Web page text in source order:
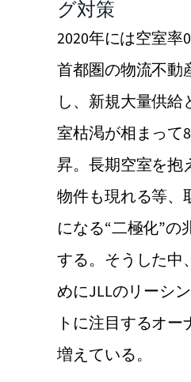
グ対策
2020年には空室率
首都圏の物流不動
し、新規大量供給
室枯渇が相まって
昇。長期空室を抱
物件も現れる等、
になる“二極化”の
する。そうした中
めにJLLのリーシ
トに注目するオ
増えている。